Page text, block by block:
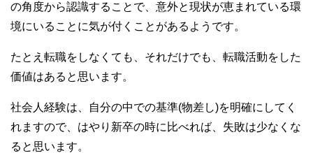
の角度から認識することで、意外と現状が恵まれている環
境にいることに気が付くことがあるようです。
たとえ転職をしなくても、それだけでも、転職活動をした
価値はあると思います。
社会人経験は、自分の中での基準(物差し)を明確にしてく
れますので、はやり新卒の時に比べれば、失敗は少なくな
ると思います。